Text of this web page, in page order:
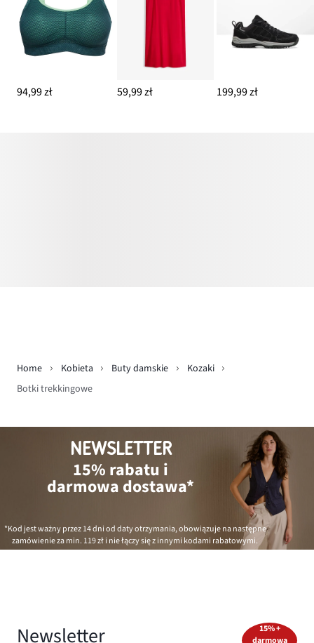
94,99 zł 59,99 zł 199,99 zł
Home Kobieta Buty damskie
Kozaki
Botki trekkingowe
NEWSLETTER
15% rabatu i
darmowa dostawa*
*Kod jest ważny przez 14 dni od daty otrzymania, obowiązuje na następne
zamówienie za min. 119 złi nie łączy się z innymi kodami rabatowymi.
Newsletter
15% +